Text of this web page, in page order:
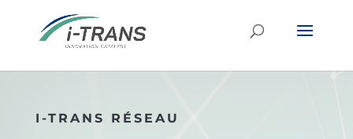
I-TRANS RÉSEAU